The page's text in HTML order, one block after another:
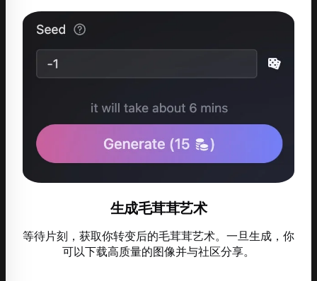
生成毛茸茸艺术
等待片刻，获取你转变后的毛茸茸艺术。一旦生成，你
可以下载高质量的图像并与社区分享。